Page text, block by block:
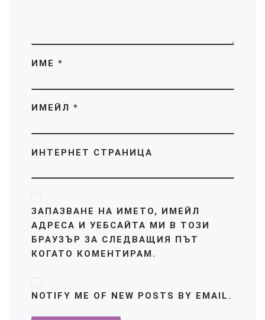
ИМЕ *
ИМЕЙЛ *
ИНТЕРНЕТ СТРАНИЦА
ЗАПАЗВАНЕ НА ИМЕТО, ИМЕЙЛ
АДРЕСА И УЕБСАЙТА МИ В ТОЗИ
БРАУЗЪР ЗА СЛЕДВАЩИЯ ПЪТ
КОГАТО КОМЕНТИРАМ.
NOTIFY ME OF NEW POSTS BY EMAIL.